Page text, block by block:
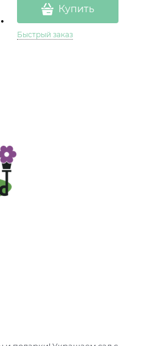
Купить
Быстрый заказ